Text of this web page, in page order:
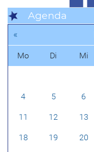
Agenda
«
Mo Di Mi
4 5 6
11 12 13
18 19 20